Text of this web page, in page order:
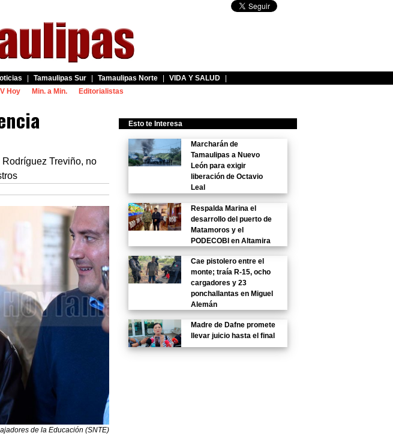
Tamaulipas Sur Tamaulipas Norte VIDA Y SALUD
Hoy Min. a Min. Editorialistas
Treviño, no
de la Educación (SNTE)
Esto te Interesa
Marcharán de
Tamaulipas a Nuevo
León para exigir
liberación de Octavio
Leal
Respalda Marina el
desarrollo del puerto de
Matamoros y el
PODECOBI en Altamira
Cae pistolero entre el
monte; traía R-15, ocho
cargadores y 23
ponchallantas en Miguel
Alemán
Madre de Dafne promete
llevar juicio hasta el final